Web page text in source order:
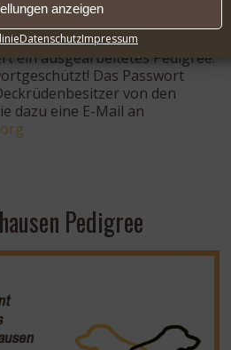
anzeigen
DatenschutzImpressum
finden Sie in der
ein ausgearbeitetes Pedigree.
Das Passwort
von den
dazu eine E-Mail an
Pedigree